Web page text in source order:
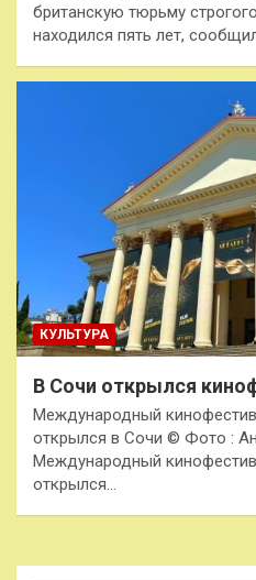
британскую тюрьму
находился пять лет,
КУЛЬТУРА
В Сочи открылся
Международный
открылся в Сочи © Фото :
Международный
открылся…